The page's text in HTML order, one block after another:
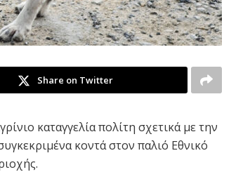
Share on Twitter
καταγγελία πολίτη σχετικά με την
κοντά στον παλιό Εθνικό